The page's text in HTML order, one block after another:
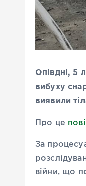
Опівдні, 5
вибуху
виявили
Про це
За
війни, що